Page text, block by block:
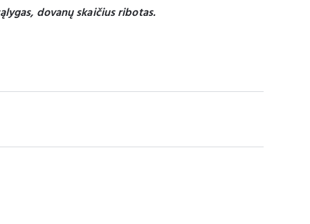
dovanų skaičius ribotas.